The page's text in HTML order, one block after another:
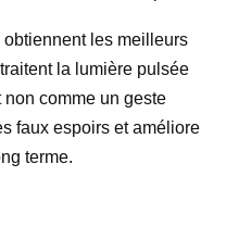
les meilleurs
la lumière pulsée
comme un geste
faux espoirs et améliore
terme.